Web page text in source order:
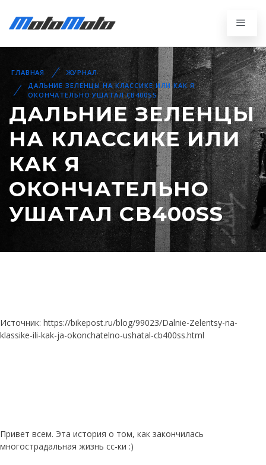
ГЛАВНАЯ
ЖУРНАЛ
ДАЛЬНИЕ ЗЕЛЕНЦЫ НА КЛАССИКЕ ИЛИ КАК Я
ОКОНЧАТЕЛЬНО УШАТАЛ CB400SS
ДАЛЬНИЕ ЗЕЛЕНЦЫ
НА КЛАССИКЕ ИЛИ
КАК Я
ОКОНЧАТЕЛЬНО
УШАТАЛ CB400SS
Источник: https://bikepost.ru/blog/99023/Dalnie-Zelentsy-na-
klassike-ili-kak-ja-okonchatelno-ushatal-cb400ss.html
Привет всем. Эта история о том, как закончилась
многострадальная жизнь сс-ки :)